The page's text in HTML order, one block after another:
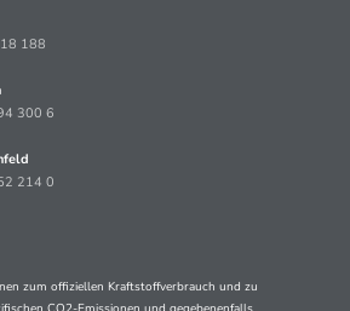
188
300 6
214 0
zum offiziellen Kraftstoffverbrauch und zu